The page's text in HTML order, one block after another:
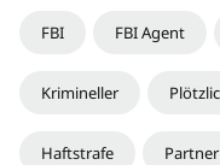
FBI FBI Agent
Krimineller
Haftstrafe Partner